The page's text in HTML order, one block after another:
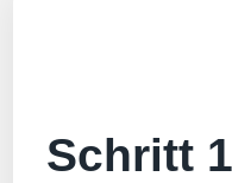
Schritt